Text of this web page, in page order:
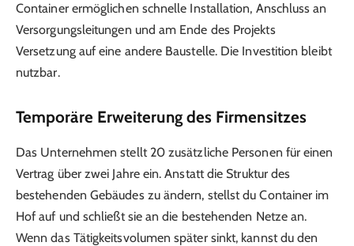
Container ermöglichen schnelle Installation, Anschluss an
Versorgungsleitungen und am Ende des Projekts
Versetzung auf eine andere Baustelle. Die Investition bleibt
nutzbar.
Temporäre Erweiterung des Firmensitzes
Das Unternehmen stellt 20 zusätzliche Personen für einen
Vertrag über zwei Jahre ein. Anstatt die Struktur des
bestehenden Gebäudes zu ändern, stellst du Container im
Hof auf und schließt sie an die bestehenden Netze an.
Wenn das Tätigkeitsvolumen später sinkt, kannst du den